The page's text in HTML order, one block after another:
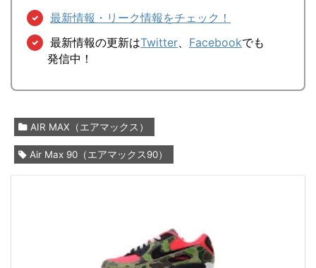
最新情報・リーク情報をチェック！
最新情報の更新はTwitter Facebookでも
発信中！
AIR MAX（エアマックス）
Air Max 90（エアマックス90）